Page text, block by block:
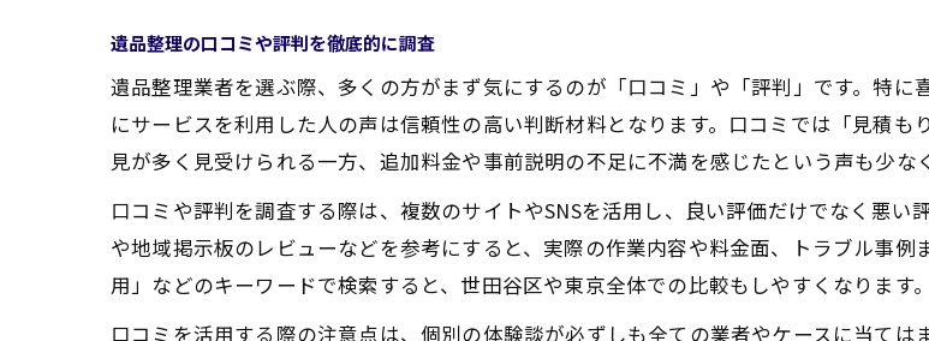
遺品整理の口コミや評判を徹底的に調査
遺品整理業者を選ぶ際、多くの方がまず気にするのが「口コミ」や「評判」です。特
にサービスを利用した人の声は信頼性の高い判断材料となります。口コミでは「見積
見が多く見受けられる一方、追加料金や事前説明の不足に不満を感じたという声も少な
口コミや評判を調査する際は、複数のサイトやSNSを活用し、良い評価だけでなく悪い
や地域掲示板のレビューなどを参考にすると、実際の作業内容や料金面、トラブル事
用」などのキーワードで検索すると、世田谷区や東京全体での比較もしやすくなります。
口コミを活用する際の注意点は、個別の体験談が必ずしも全ての業者やケースに当て